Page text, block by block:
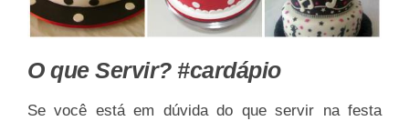
O que Servir? #cardápio
Se você está em dúvida do que servir na festa